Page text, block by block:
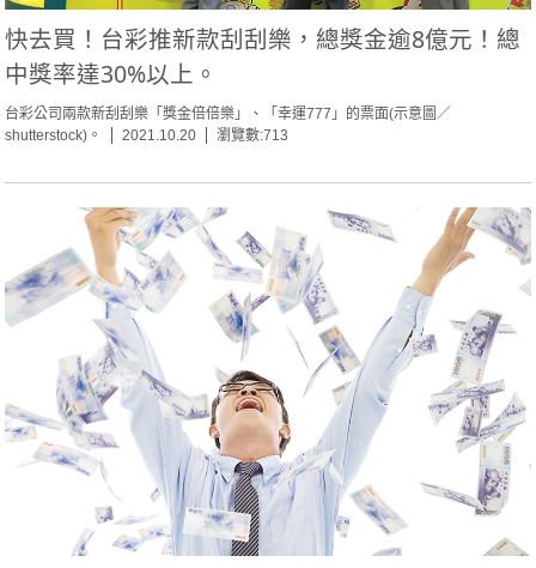
快去買！台彩推新款刮刮樂，總獎金逾8億元！總
中獎率達30%以上。
台彩公司兩款新刮刮樂「獎金倍倍樂」、「幸運777」的票面(示意圖／
shutterstock)。
2021.10.20 瀏覽數:713